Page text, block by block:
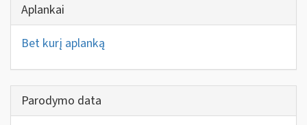
Aplankai
Bet kurį aplanką
Parodymo data